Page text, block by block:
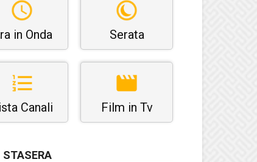
in Onda Serata
Canali Film in Tv
STASERA